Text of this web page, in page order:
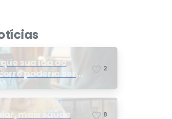
sua ida ao
poderia ser
telemedicina?
2
mais saúde 8